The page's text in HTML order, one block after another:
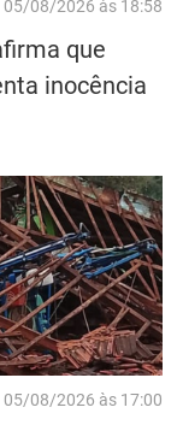
05/08/2026 às 18:58
que
inocência
05/08/2026 às 17:00